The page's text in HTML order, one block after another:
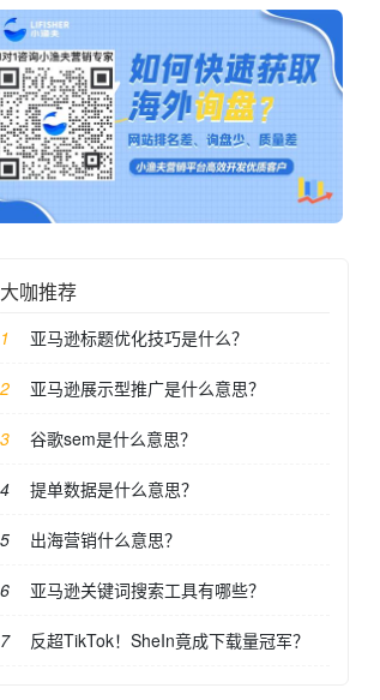
大咖推荐
亚马逊标题优化技巧是什么？
亚马逊展示型推广是什么意思？
谷歌sem是什么意思？
提单数据是什么意思？
出海营销什么意思？
亚马逊关键词搜索工具有哪些？
反超TikTok！SheIn竟成下载量冠军？